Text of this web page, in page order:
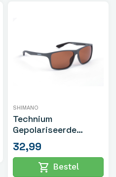
SHIMANO
Technium
Gepolariseerde
Zonnebril Mat Donker
Grijs
32,99
shopping_cart Bestel